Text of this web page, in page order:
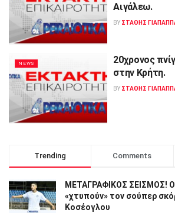
Αιγάλεω.
BY ΣΤΑΘΗΣ
NEWS
20χρονος
στην Κρήτη.
BY ΣΤΑΘΗΣ
Trending Comments
ΜΕΤΑΓΡΑΦΙΚΟΣ ΣΕΙΣΜΟΣ!
«χτυπούν» τον σούπερ
Κοσέογλου